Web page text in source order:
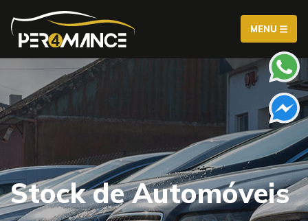
MENU
Stock de Automóveis